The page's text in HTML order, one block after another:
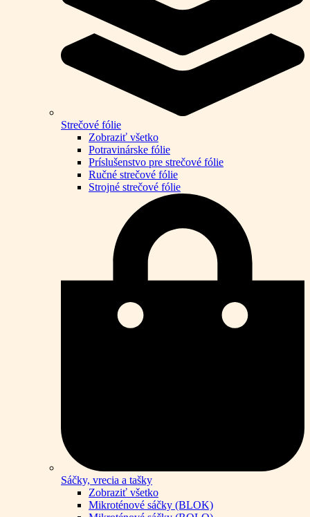
Strečové fólie
Zobraziť všetko
Potravinárske fólie
Príslušenstvo pre strečové fólie
Ručné strečové fólie
Strojné strečové fólie
Sáčky, vrecia a tašky
Zobraziť všetko
Mikroténové sáčky (BLOK)